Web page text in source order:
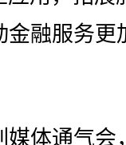
金融服务更
体通气会